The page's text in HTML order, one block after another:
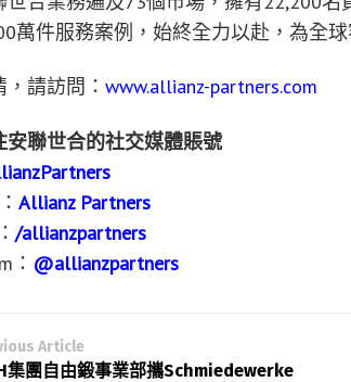
萬件服務案例，始終全力以赴，為全
請訪問： www.allianz-partners.com
安聯世合的社交媒體賬號
Allianz Partners
/allianzpartners
： @allianzpartners
Article
集團自由鍛事業部攜Schmiedewerke